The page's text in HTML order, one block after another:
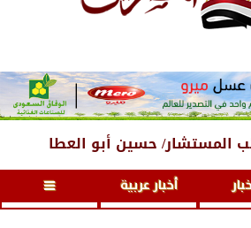
المستشار/ حسين أبو العطا
أخبار عربية